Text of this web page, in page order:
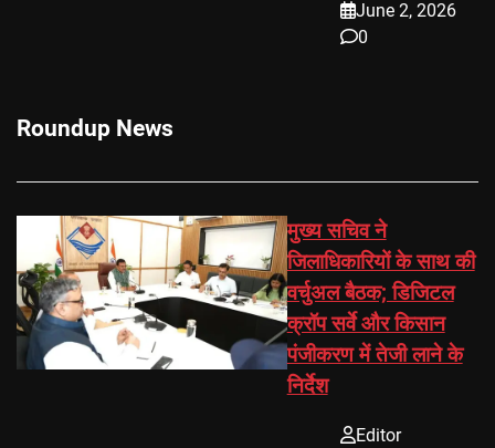
June 2, 2026
0
Roundup News
मुख्य सचिव ने
जिलाधिकारियों के साथ की
वर्चुअल बैठक; डिजिटल
क्रॉप सर्वे और किसान
पंजीकरण में तेजी लाने के
निर्देश
Editor